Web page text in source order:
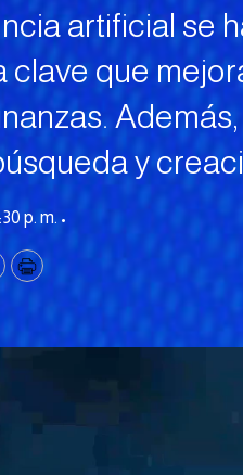
artificial se
clave que
y
p. m. •
Print